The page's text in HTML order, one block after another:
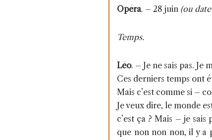
Opéra. – 28 juin (ou
Temps.
Léo. – Je ne sais pas. Je
Ces derniers temps ont
Mais c’est comme si –
Je veux dire, le monde
c’est ça ? Mais – je
que non non non, il y a